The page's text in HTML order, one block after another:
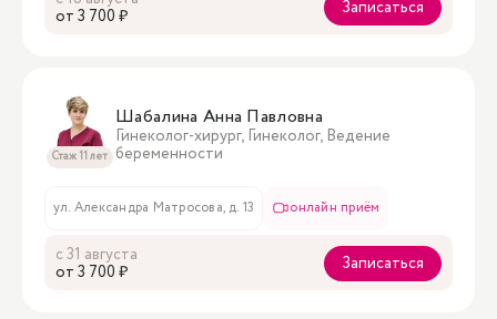
oт 3 700 ₽
Записаться
Стаж 11 лет
Шабалина Анна Павловна
Гинеколог-хирург, Гинеколог, Ведение
беременности
ул. Александра Матросова, д. 13 онлайн приём
с 31 августа
oт 3 700 ₽
Записаться